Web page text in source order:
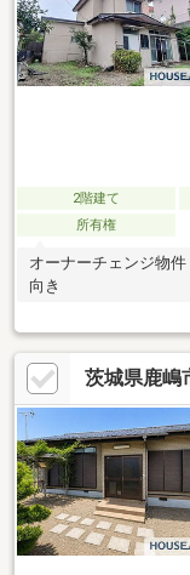
2階建て
所有権
オーナーチェンジ物
向き
茨城県鹿嶋